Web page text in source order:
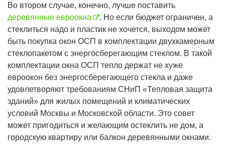
Во втором случае, конечно, лучше поставить
деревянные евроокна
. Но если бюджет ограничен, а
стеклиться надо и пластик не хочется, выходом может
быть покупка окон ОСП в комплектации двухкамерным
стеклопакетом с энергосберегающим стеклом. В такой
комплектации окна ОСП тепло держат не хуже
евроокон без энергосберегающего стекла и даже
удовлетворяют требованиям СНиП «Тепловая защита
зданий» для жилых помещений и климатических
условий Москвы и Московской области. Это совет
может пригодиться и желающим остеклить не дом, а
городскую квартиру или балкон деревянными окнами.